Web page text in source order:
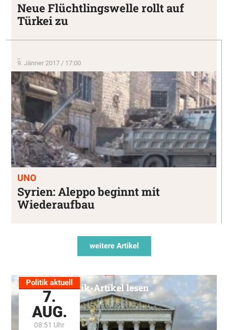
Neue Flüchtlingswelle rollt auf
Türkei zu
9. Jänner 2017 / 17:00
UNO
Syrien: Aleppo beginnt mit
Wiederaufbau
weitere Artikel
Politik aktuell
7.
AUG.
08:51 Uhr
Alle Politik-Artikel lesen